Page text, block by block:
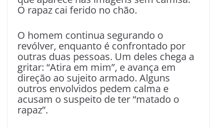
O rapaz cai ferido no chão.
O homem continua segurando o
revólver, enquanto é confrontado por
outras duas pessoas. Um deles chega a
gritar: “Atira em mim”, e avança em
direção ao sujeito armado. Alguns
outros envolvidos pedem calma e
acusam o suspeito de ter “matado o
rapaz”.